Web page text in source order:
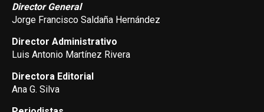
Director General
Jorge Francisco Saldaña Hernández
Director Administrativo
Luis Antonio Martínez Rivera
Directora Editorial
Ana G. Silva